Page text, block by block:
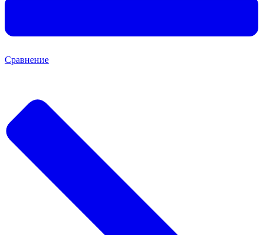
Сравнение